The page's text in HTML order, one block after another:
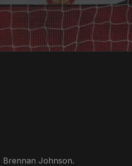
Brennan Johnson.